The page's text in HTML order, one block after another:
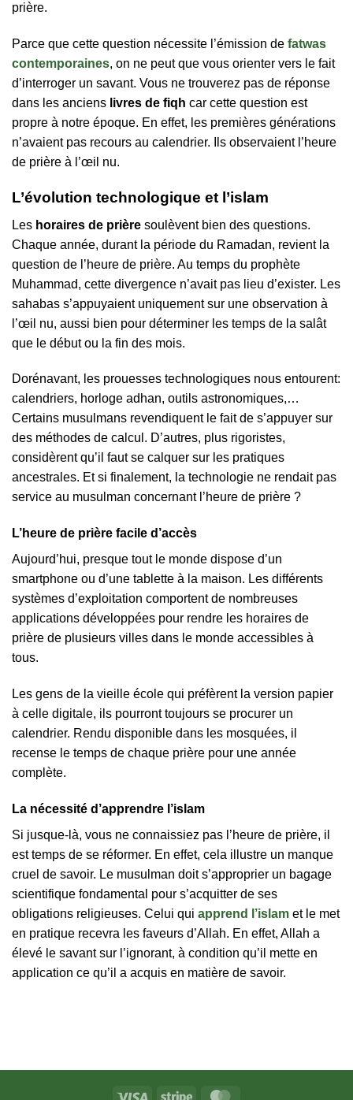
prière.
Parce que cette question nécessite l’émission de fatwas
contemporaines, on ne peut que vous orienter vers le fait
d’interroger un savant. Vous ne trouverez pas de réponse
dans les anciens livres de fiqh car cette question est
propre à notre époque. En effet, les premières générations
n’avaient pas recours au calendrier. Ils observaient l’heure
de prière à l’œil nu.
L’évolution technologique et l’islam
Les horaires de prière soulèvent bien des questions.
Chaque année, durant la période du Ramadan, revient la
question de l’heure de prière. Au temps du prophète
Muhammad, cette divergence n’avait pas lieu d’exister. Les
sahabas s’appuyaient uniquement sur une observation à
l’œil nu, aussi bien pour déterminer les temps de la salât
que le début ou la fin des mois.
Dorénavant, les prouesses technologiques nous entourent:
calendriers, horloge adhan, outils astronomiques,…
Certains musulmans revendiquent le fait de s’appuyer sur
des méthodes de calcul. D’autres, plus rigoristes,
considèrent qu’il faut se calquer sur les pratiques
ancestrales. Et si finalement, la technologie ne rendait pas
service au musulman concernant l’heure de prière ?
L’heure de prière facile d’accès
Aujourd’hui, presque tout le monde dispose d’un
smartphone ou d’une tablette à la maison. Les différents
systèmes d’exploitation comportent de nombreuses
applications développées pour rendre les horaires de
prière de plusieurs villes dans le monde accessibles à
tous.
Les gens de la vieille école qui préfèrent la version papier
à celle digitale, ils pourront toujours se procurer un
calendrier. Rendu disponible dans les mosquées, il
recense le temps de chaque prière pour une année
complète.
La nécessité d’apprendre l’islam
Si jusque-là, vous ne connaissiez pas l’heure de prière, il
est temps de se réformer. En effet, cela illustre un manque
cruel de savoir. Le musulman doit s’approprier un bagage
scientifique fondamental pour s’acquitter de ses
obligations religieuses. Celui qui apprend l’islam et le met
en pratique recevra les faveurs d’Allah. En effet, Allah a
élevé le savant sur l’ignorant, à condition qu’il mette en
application ce qu’il a acquis en matière de savoir.
Visa Stripe